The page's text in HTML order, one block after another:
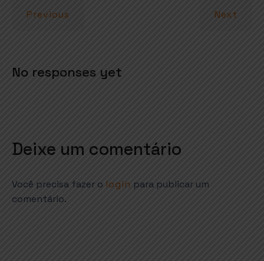
p o
Previous Next
No responses yet
Deixe um comentário
Você precisa fazer o login para publicar um
comentário.